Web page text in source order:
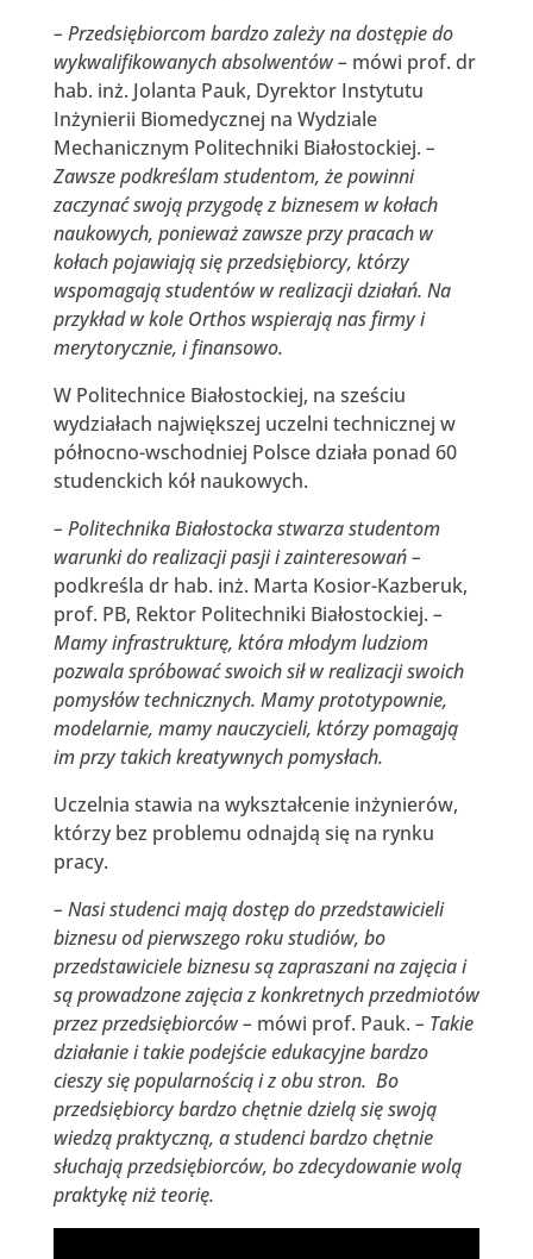
– Przedsiębiorcom bardzo zależy na dostępie do
wykwalifikowanych absolwentów – mówi prof. dr
hab. inż. Jolanta Pauk, Dyrektor Instytutu
Inżynierii Biomedycznej na Wydziale
Mechanicznym Politechniki Białostockiej. –
Zawsze podkreślam studentom, że powinni
zaczynać swoją przygodę z biznesem w kołach
naukowych, ponieważ zawsze przy pracach w
kołach pojawiają się przedsiębiorcy, którzy
wspomagają studentów w realizacji działań. Na
przykład w kole Orthos wspierają nas firmy i
merytorycznie, i finansowo.
W Politechnice Białostockiej, na sześciu
wydziałach największej uczelni technicznej w
północno-wschodniej Polsce działa ponad 60
studenckich kół naukowych.
– Politechnika Białostocka stwarza studentom
warunki do realizacji pasji i zainteresowań –
podkreśla dr hab. inż. Marta Kosior-Kazberuk,
prof. PB, Rektor Politechniki Białostockiej. –
Mamy infrastrukturę, która młodym ludziom
pozwala spróbować swoich sił w realizacji swoich
pomysłów technicznych. Mamy prototypownie,
modelarnie, mamy nauczycieli, którzy pomagają
im przy takich kreatywnych pomysłach.
Uczelnia stawia na wykształcenie inżynierów,
którzy bez problemu odnajdą się na rynku
pracy.
– Nasi studenci mają dostęp do przedstawicieli
biznesu od pierwszego roku studiów, bo
przedstawiciele biznesu są zapraszani na zajęcia i
są prowadzone zajęcia z konkretnych przedmiotów
przez przedsiębiorców – mówi prof. Pauk. – Takie
działanie i takie podejście edukacyjne bardzo
cieszy się popularnością i z obu stron. Bo
przedsiębiorcy bardzo chętnie dzielą się swoją
wiedzą praktyczną, a studenci bardzo chętnie
słuchają przedsiębiorców, bo zdecydowanie wolą
praktykę niż teorię.